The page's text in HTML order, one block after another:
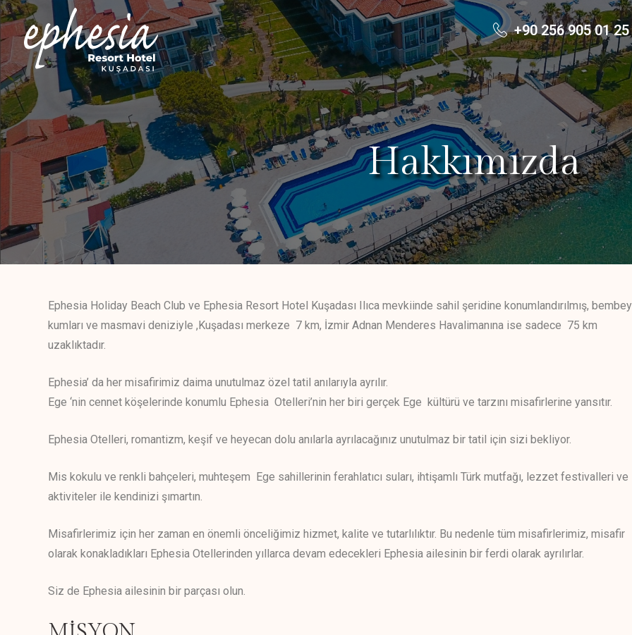
+90 256 905 01 25
Hakkımızda
Ephesia Holiday Beach Club ve Ephesia Resort Hotel Kuşadası Ilıca mevkiinde sahil şeridine konumlandırılmış,
kumları ve masmavi deniziyle ,Kuşadası merkeze 7 km, İzmir Adnan Menderes Havalimanına ise sadece 75 km
uzaklıktadır.
Ephesia’ da her misafirimiz daima unutulmaz özel tatil anılarıyla ayrılır.
Ege ‘nin cennet köşelerinde konumlu Ephesia Otelleri’nin her biri gerçek Ege kültürü ve tarzını misafirlerine yansıtır.
Ephesia Otelleri, romantizm, keşif ve heyecan dolu anılarla ayrılacağınız unutulmaz bir tatil için sizi bekliyor.
Mis kokulu ve renkli bahçeleri, muhteşem Ege sahillerinin ferahlatıcı suları, ihtişamlı Türk mutfağı, lezzet festivalleri ve
aktiviteler ile kendinizi şımartın.
Misafirlerimiz için her zaman en önemli önceliğimiz hizmet, kalite ve tutarlılıktır. Bu nedenle tüm misafirlerimiz, misafir
olarak konakladıkları Ephesia Otellerinden yıllarca devam edecekleri Ephesia ailesinin bir ferdi olarak ayrılırlar.
Siz de Ephesia ailesinin bir parçası olun.